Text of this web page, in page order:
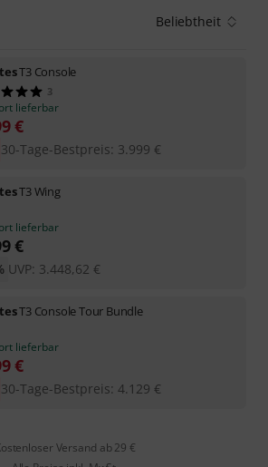
Beliebtheit
T3 Console
3
lieferbar
€
30-Tage-Bestpreis: 3.999 €
T3 Wing
lieferbar
€
UVP: 3.448,62 €
T3 Console Tour Bundle
lieferbar
€
30-Tage-Bestpreis: 4.129 €
Versand ab 29 €